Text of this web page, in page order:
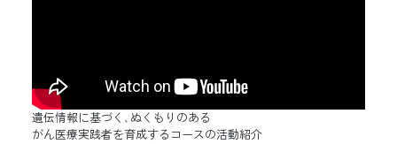
遺伝情報に基づく､ぬくもりのある
がん医療実践者を育成するコースの活動紹介